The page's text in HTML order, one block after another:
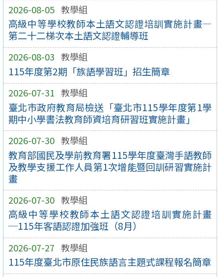
2026-08-05 教學組
高級中等學校教師本土語文認證培訓實施計畫—
第二十二梯次本土語文認證輔導班
2026-08-03 教學組
115年度第2期「族語學習班」招生簡章
2026-07-31 教學組
臺北市政府教育局檢送「臺北市115學年度第1學
期中小學書法教育師資培育研習班實施計畫」
2026-07-30 教學組
教育部國民及學前教育署115學年度臺灣手語教師
及教學支援工作人員第1次增能暨回訓研習實施計
畫
2026-07-30 教學組
高級中等學校教師本土語文認證培訓實施計畫
─115年客語認證加強班（8月）
2026-07-27 教學組
115年度臺北市原住民族語言主題式課程報名簡章